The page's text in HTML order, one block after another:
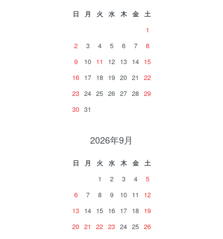
日 月 火 水 木 金
土
1
2
3 4 5 6 7
8
9
10 11 12 13 14 15
16 17 18 19 20 21
22
23 24 25 26 27 28 29
30 31
2026年9月
日 月 火 水 木 金
土
1
2 3 4
5
6
7 8 9 10 11
12
13 14 15 16 17 18 19
20 21 22 23 24 25 26